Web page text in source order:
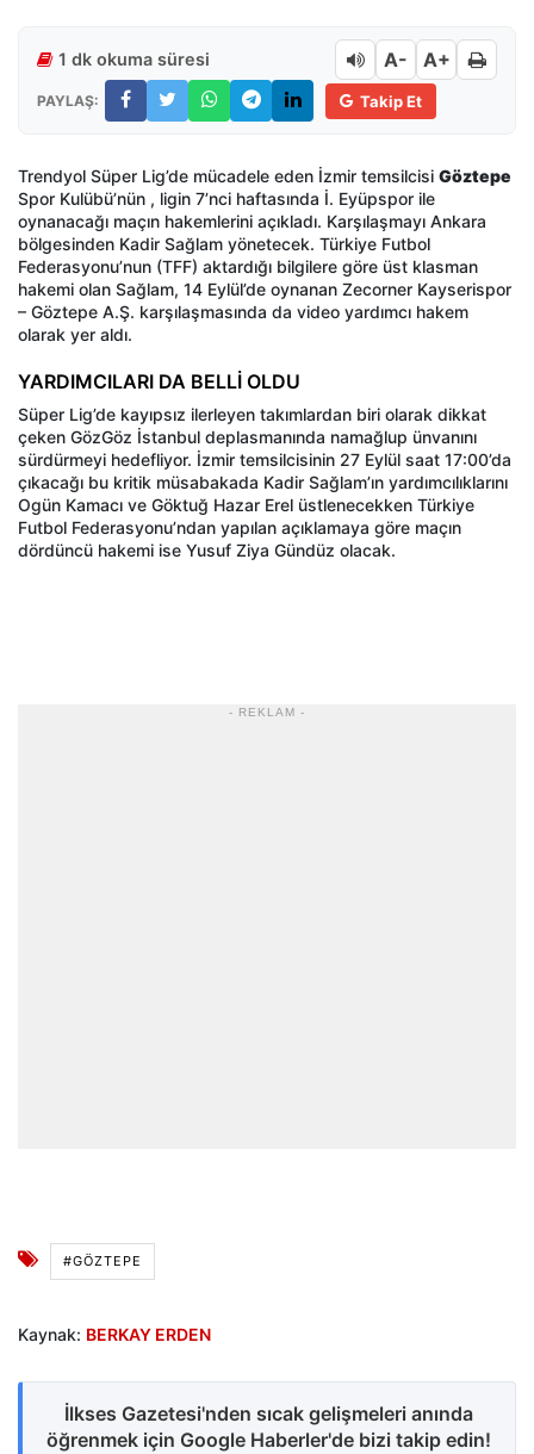
1 dk okuma süresi A- A+
PAYLAŞ: Takip Et
Trendyol Süper Lig’de mücadele eden İzmir temsilcisi Göztepe
Spor Kulübü’nün , ligin 7’nci haftasında İ. Eyüpspor ile
oynanacağı maçın hakemlerini açıkladı. Karşılaşmayı Ankara
bölgesinden Kadir Sağlam yönetecek. Türkiye Futbol
Federasyonu’nun (TFF) aktardığı bilgilere göre üst klasman
hakemi olan Sağlam, 14 Eylül’de oynanan Zecorner Kayserispor
– Göztepe A.Ş. karşılaşmasında da video yardımcı hakem
olarak yer aldı.
YARDIMCILARI DA BELLİ OLDU
Süper Lig’de kayıpsız ilerleyen takımlardan biri olarak dikkat
çeken GözGöz İstanbul deplasmanında namağlup ünvanını
sürdürmeyi hedefliyor. İzmir temsilcisinin 27 Eylül saat 17:00’da
çıkacağı bu kritik müsabakada Kadir Sağlam’ın yardımcılıklarını
Ogün Kamacı ve Göktuğ Hazar Erel üstlenecekken Türkiye
Futbol Federasyonu’ndan yapılan açıklamaya göre maçın
dördüncü hakemi ise Yusuf Ziya Gündüz olacak.
- REKLAM -
#GÖZTEPE
Kaynak: BERKAY ERDEN
İlkses Gazetesi'nden sıcak gelişmeleri anında
öğrenmek için Google Haberler'de bizi takip edin!